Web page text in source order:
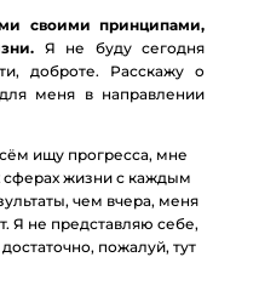
своими принципами,
Я не буду сегодня
доброте. Расскажу о
меня в направлении
ищу прогресса, мне
сферах жизни с каждым
чем вчера, меня
Я не представляю себе,
пожалуй, тут